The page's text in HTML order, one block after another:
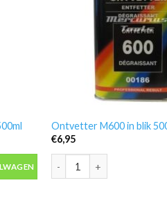
Ontvetter M600 in blik
€6,95